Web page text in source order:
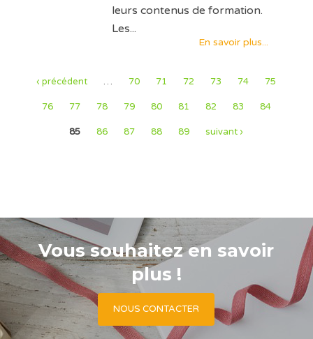
leurs contenus de formation.
Les...
En savoir plus...
‹ précédent … 70 71 72 73 74 75
76 77 78 79 80 81 82 83 84
85 86 87 88 89 suivant ›
Vous souhaitez en savoir
plus !
NOUS CONTACTER